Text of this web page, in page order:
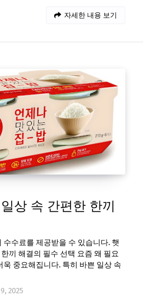
자세한 내용 보기
상 속 간편한 한끼
수료를 제공받을 수 있습니다. 햇
끼 해결의 필수 선택 요즘 왜 필요
중요해집니다. 특히 바쁜 일상 속
2025